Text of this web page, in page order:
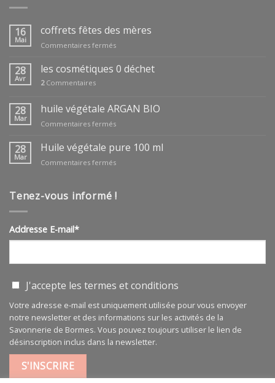
16
Mai
coffrets fêtes des mères
Commentaires ferméssur
fêtes
28
Avr
les cosmétiques 0 déchet
2Commentaires
28
Mar
huile végétale ARGAN BIO
Commentaires ferméssur
végétale
BIO
28
Mar
Huile végétale pure 100 ml
Commentaires ferméssur
pure
Tenez-vous informé !
Addresse E-mail*
J'accepte les termes et conditions
Votre adresse e-mail est uniquement utilisée pour vous envoyer
notre newsletter et des informations sur les activités de la
Savonnerie de Bormes. Vous pouvez toujours utiliser le lien de
désinscription inclus dans la newsletter.